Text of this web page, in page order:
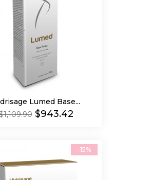
Lumed Base...
Precio
$943.42
-15%